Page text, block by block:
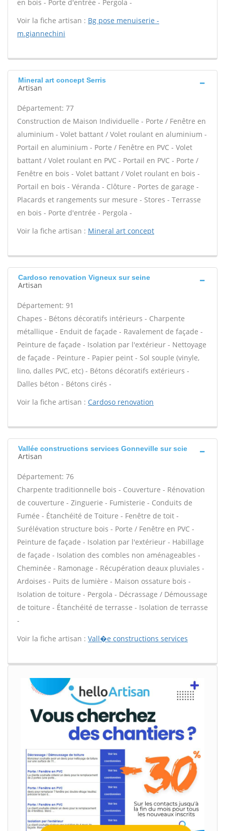
en bois - Porte d'entrée - Pergola -
Voir la fiche artisan : Bg pose menuiserie -
m.giannechini
Mineral art concept Serris
Artisan
Département: 77
Construction de Maison Individuelle - Porte / Fenêtre en
aluminium - Volet battant / Volet roulant en aluminium -
Portail en aluminium - Porte / Fenêtre en PVC - Volet
battant / Volet roulant en PVC - Portail en PVC - Porte /
Fenêtre en bois - Volet battant / Volet roulant en bois -
Portail en bois - Véranda - Clôture - Portes de garage -
Placards et rangements sur mesure - Stores - Terrasse
en bois - Porte d'entrée - Pergola -
Voir la fiche artisan : Mineral art concept
Cardoso renovation Vigneux sur seine
Artisan
Département: 91
Chapes - Bétons décoratifs intérieurs - Charpente
métallique - Enduit de façade - Ravalement de façade -
Peinture de façade - Isolation par l'extérieur - Nettoyage
de façade - Peinture - Papier peint - Sol souple (vinyle,
lino, dalles PVC, etc) - Bétons décoratifs extérieurs -
Dalles béton - Bétons cirés -
Voir la fiche artisan : Cardoso renovation
Vallée constructions services Gonneville sur scie
Artisan
Département: 76
Charpente traditionnelle bois - Couverture - Rénovation
de couverture - Zinguerie - Fumisterie - Conduits de
Fumée - Étanchéité de Toiture - Fenêtre de toit -
Surélévation structure bois - Porte / Fenêtre en PVC -
Peinture de façade - Isolation par l'extérieur - Habillage
de façade - Isolation des combles non aménageables -
Cheminée - Ramonage - Récupération deaux pluviales -
Ardoises - Puits de lumière - Maison ossature bois -
Isolation de toiture - Pergola - Décrassage / Démoussage
de toiture - Étanchéité de terrasse - Isolation de terrasse
-
Voir la fiche artisan : Vall�e constructions services